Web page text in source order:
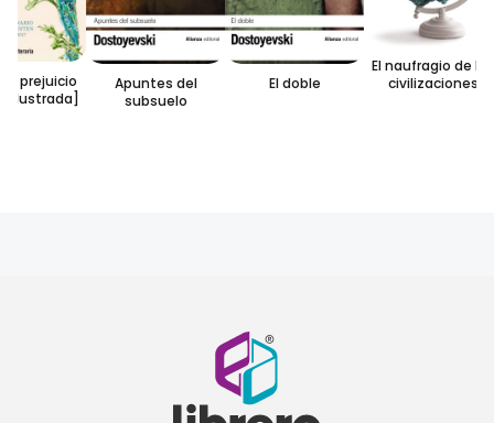
y prejuicio
ilustrada]
Apuntes del
subsuelo
El doble
El naufragio de las
civilizaciones